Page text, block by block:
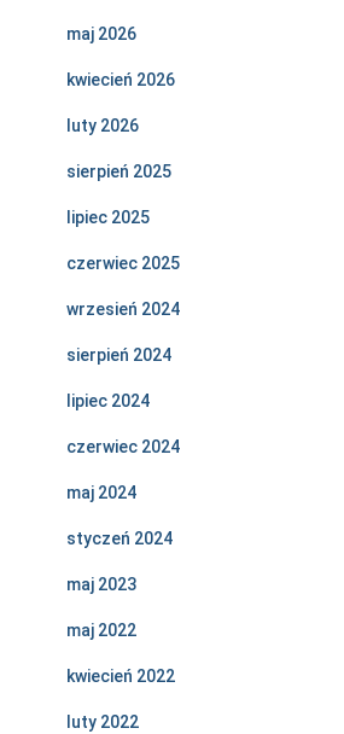
maj 2026
kwiecień 2026
luty 2026
sierpień 2025
lipiec 2025
czerwiec 2025
wrzesień 2024
sierpień 2024
lipiec 2024
czerwiec 2024
maj 2024
styczeń 2024
maj 2023
maj 2022
kwiecień 2022
luty 2022